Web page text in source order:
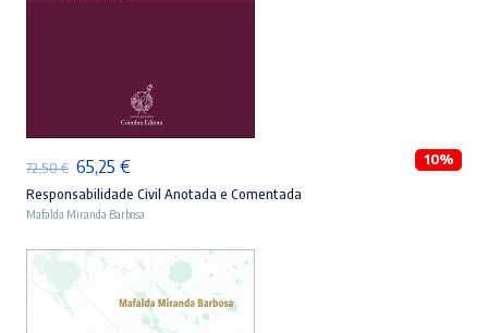
72,50€ O
preço
original
era:
65,25 €O
preço
atual
é:
65,25 €.
10%
Responsabilidade Civil Anotada e Comentada
Mafalda Miranda Barbosa